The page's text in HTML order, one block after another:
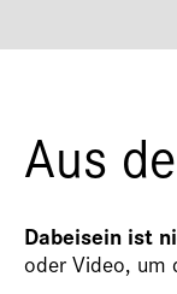
Aus
Dabeisein ist
oder Video, um